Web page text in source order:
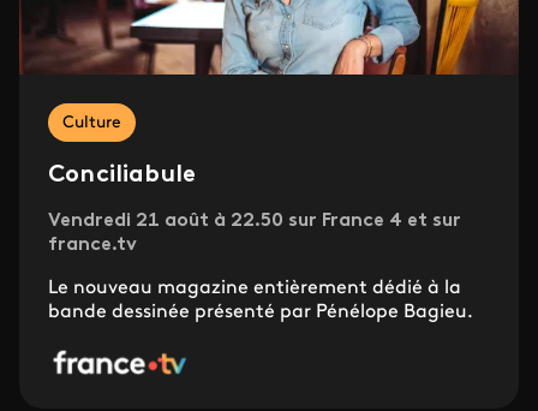
Culture
Conciliabule
Vendredi 21 août à 22.50 sur France 4 et sur
france.tv
Le nouveau magazine entièrement dédié à la
bande dessinée présenté par Pénélope Bagieu.